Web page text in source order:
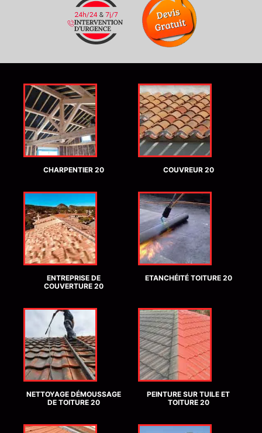
CHARPENTIER 20 COUVREUR 20
ENTREPRISE DE
COUVERTURE 20
ETANCHÉITÉ TOITURE 20
NETTOYAGE DÉMOUSSAGE
DE TOITURE 20
PEINTURE SUR TUILE ET
TOITURE 20